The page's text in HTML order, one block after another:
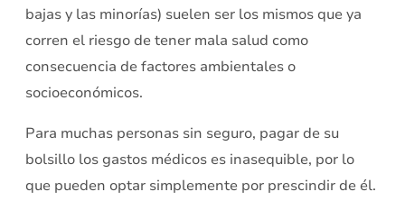
bajas y las minorías) suelen ser los mismos que ya
corren el riesgo de tener mala salud como
consecuencia de factores ambientales o
socioeconómicos.
Para muchas personas sin seguro, pagar de su
bolsillo los gastos médicos es inasequible, por lo
que pueden optar simplemente por prescindir de él.